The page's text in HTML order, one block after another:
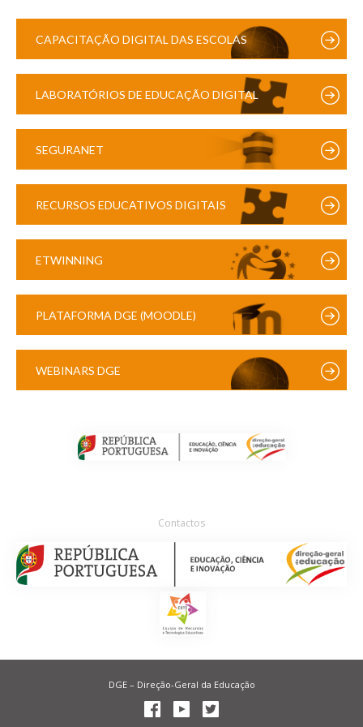
CAPACITAÇÃO DIGITAL DAS ESCOLAS
LABORATÓRIOS DE EDUCAÇÃO DIGITAL
SEGURANET
RECURSOS EDUCATIVOS DIGITAIS
ETWINNING
PLATAFORMA DGE (MOODLE)
WEBINARS DGE
Contactos
DGE – Direção-Geral da Educação